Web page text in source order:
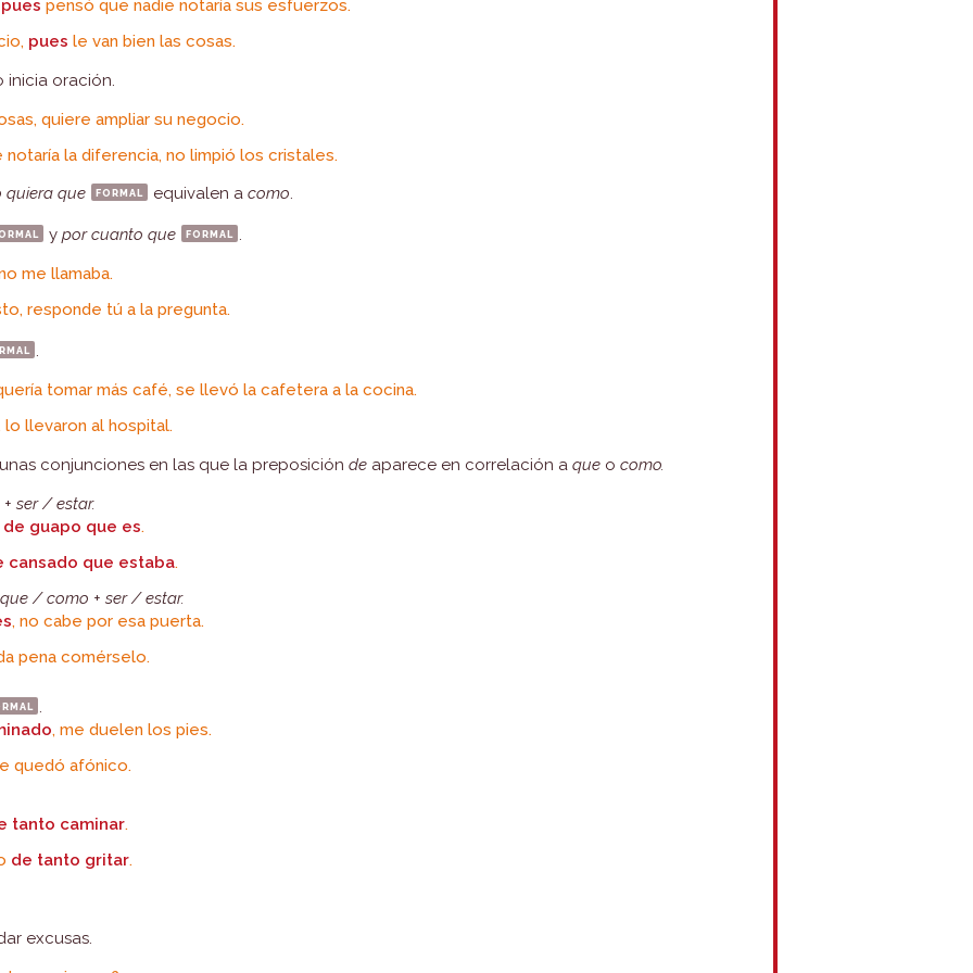
pues pensó que nadie notaría sus esfuerzos.
pues le van bien las cosas.
oración.
quiere ampliar su negocio.
notaría la diferencia, no limpió los cristales.
quiera que
formal equivalen acomo.
ypor cuanto que formal .
me llamaba.
responde tú a la pregunta.
.
tomar más café, se llevó la cafetera a la cocina.
llevaron al hospital.
conjunciones en las que la preposiciónde aparece en correlación aque ocomo.
+ser / estar.
de guapo que es.
cansado que estaba.
que / como +ser / estar.
, no cabe por esa puerta.
pena comérselo.
.
, me duelen los pies.
quedó afónico.
tanto caminar.
de tanto gritar.
excusas.